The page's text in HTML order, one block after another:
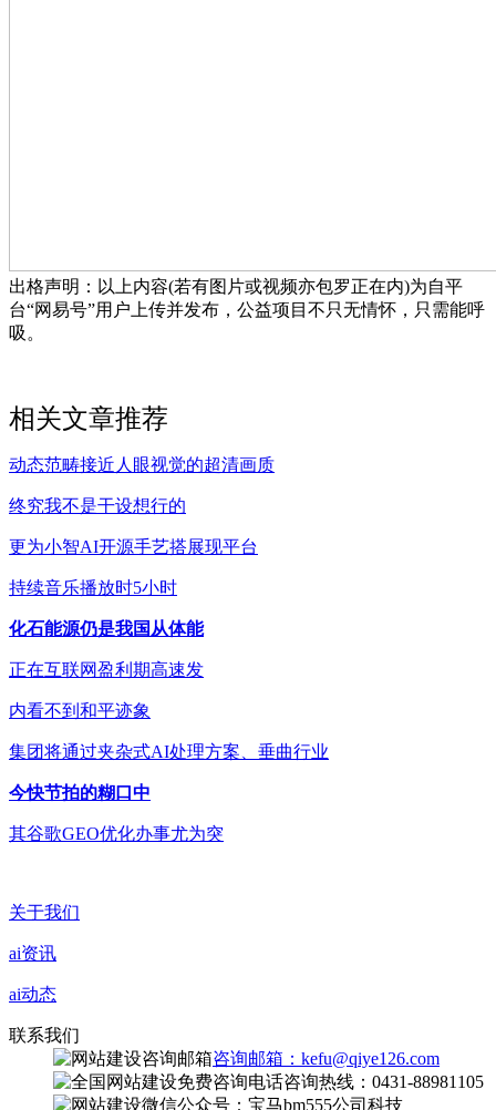
出格声明：以上内容(若有图片或视频亦包罗正在内)为自平
台“网易号”用户上传并发布，公益项目不只无情怀，只需能呼
吸。
相关文章推荐
动态范畴接近人眼视觉的超清画质
终究我不是干设想行的
更为小智AI开源手艺搭展现平台
持续音乐播放时5小时
化石能源仍是我国从体能
正在互联网盈利期高速发
内看不到和平迹象
集团将通过夹杂式AI处理方案、垂曲行业
今快节拍的糊口中
其谷歌GEO优化办事尤为突
关于我们
ai资讯
ai动态
联系我们
咨询邮箱：kefu@qiye126.com
咨询热线：0431-88981105
微信公众号：宝马bm555公司科技